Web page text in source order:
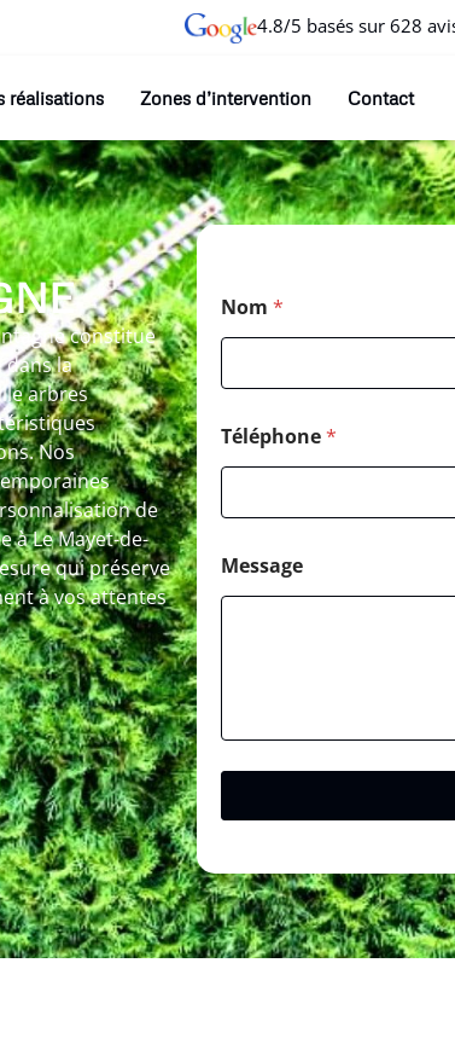
4.8/5 basés sur 628
réalisations Zones d’intervention Contact
constitue
dans la
arbres
Nos
de
à Le Mayet-de-
qui préserve
à vos attentes
Nom *
Téléphone*
Message